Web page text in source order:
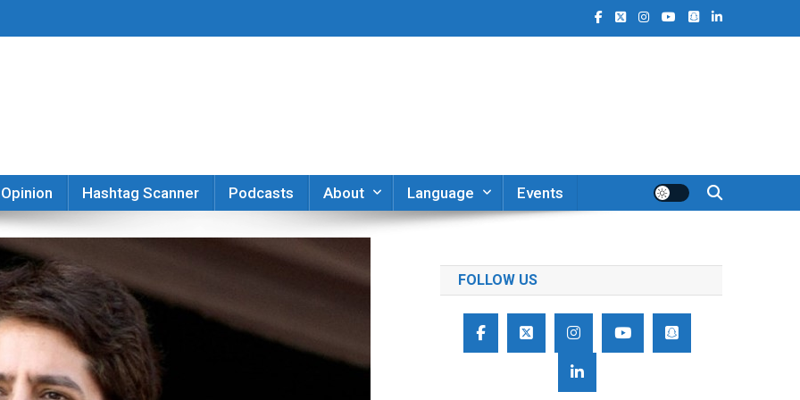
Opinion Hashtag Scanner Podcasts About Language Events
FOLLOW US